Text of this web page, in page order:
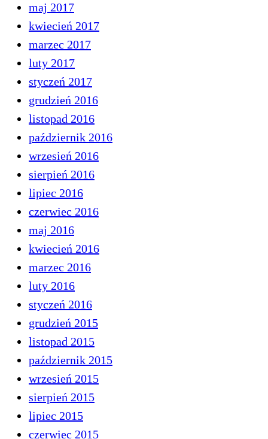
maj 2017
kwiecień 2017
marzec 2017
luty 2017
styczeń 2017
grudzień 2016
listopad 2016
październik 2016
wrzesień 2016
sierpień 2016
lipiec 2016
czerwiec 2016
maj 2016
kwiecień 2016
marzec 2016
luty 2016
styczeń 2016
grudzień 2015
listopad 2015
październik 2015
wrzesień 2015
sierpień 2015
lipiec 2015
czerwiec 2015